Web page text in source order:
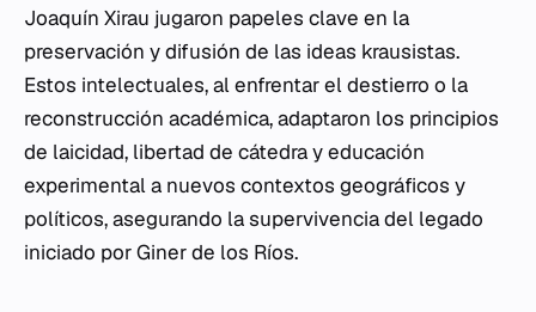
Joaquín Xirau jugaron papeles clave en la
preservación y difusión de las ideas krausistas.
Estos intelectuales, al enfrentar el destierro o la
reconstrucción académica, adaptaron los principios
de laicidad, libertad de cátedra y educación
experimental a nuevos contextos geográficos y
políticos, asegurando la supervivencia del legado
iniciado por Giner de los Ríos.